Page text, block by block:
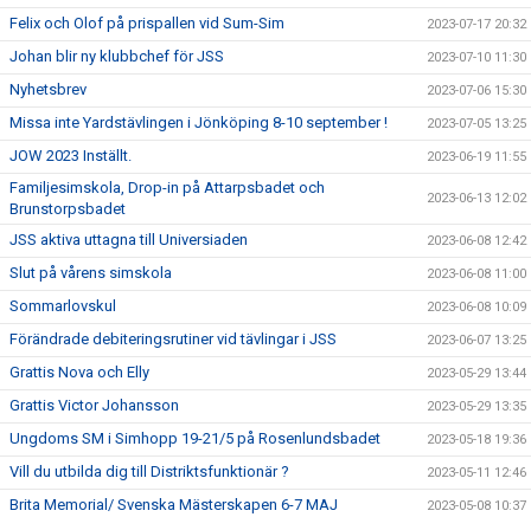
Felix och Olof på prispallen vid Sum-Sim 2023-07-17 20:32
Johan blir ny klubbchef för JSS 2023-07-10 11:30
Nyhetsbrev 2023-07-06 15:30
Missa inte Yardstävlingen i Jönköping 8-10 september ! 2023-07-05 13:25
JOW 2023 Inställt. 2023-06-19 11:55
Familjesimskola, Drop-in på Attarpsbadet och
Brunstorpsbadet
2023-06-13 12:02
JSS aktiva uttagna till Universiaden 2023-06-08 12:42
Slut på vårens simskola 2023-06-08 11:00
Sommarlovskul 2023-06-08 10:09
Förändrade debiteringsrutiner vid tävlingar i JSS 2023-06-07 13:25
Grattis Nova och Elly 2023-05-29 13:44
Grattis Victor Johansson 2023-05-29 13:35
Ungdoms SM i Simhopp 19-21/5 på Rosenlundsbadet 2023-05-18 19:36
Vill du utbilda dig till Distriktsfunktionär ? 2023-05-11 12:46
Brita Memorial/ Svenska Mästerskapen 6-7 MAJ 2023-05-08 10:37